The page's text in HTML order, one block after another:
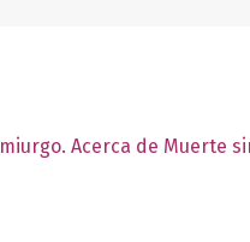
Acerca de Muerte